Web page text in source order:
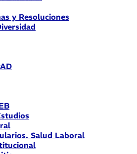
y Resoluciones
Salud Laboral